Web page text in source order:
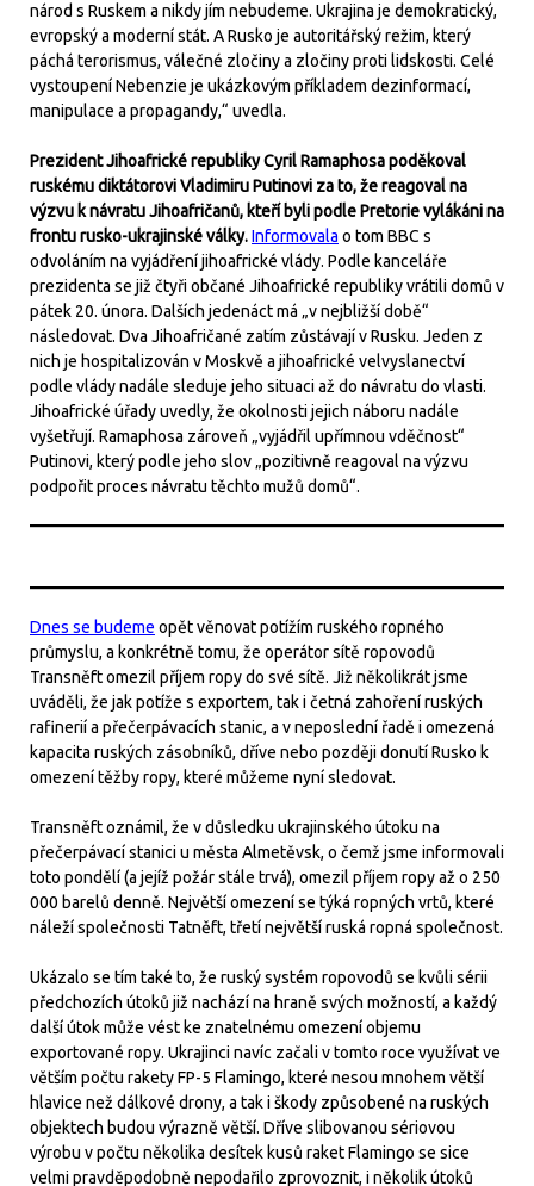
národ s Ruskem a nikdy jím nebudeme. Ukrajina je demokratický,
evropský a moderní stát. A Rusko je autoritářský režim, který
páchá terorismus, válečné zločiny a zločiny proti lidskosti. Celé
vystoupení Nebenzie je ukázkovým příkladem dezinformací,
manipulace a propagandy,“ uvedla.
Prezident Jihoafrické republiky Cyril Ramaphosa poděkoval
ruskému diktátorovi Vladimiru Putinovi za to, že reagoval na
výzvu k návratu Jihoafričanů, kteří byli podle Pretorie vylákáni na
frontu rusko-ukrajinské války.Informovala o tom BBC s
odvoláním na vyjádření jihoafrické vlády. Podle kanceláře
prezidenta se již čtyři občané Jihoafrické republiky vrátili domů v
pátek 20. února. Dalších jedenáct má „v nejbližší době“
následovat. Dva Jihoafričané zatím zůstávají v Rusku. Jeden z
nich je hospitalizován v Moskvě a jihoafrické velvyslanectví
podle vlády nadále sleduje jeho situaci až do návratu do vlasti.
Jihoafrické úřady uvedly, že okolnosti jejich náboru nadále
vyšetřují. Ramaphosa zároveň „vyjádřil upřímnou vděčnost“
Putinovi, který podle jeho slov „pozitivně reagoval na výzvu
podpořit proces návratu těchto mužů domů“.
Dnes se budeme opět věnovat potížím ruského ropného
průmyslu, a konkrétně tomu, že operátor sítě ropovodů
Transněft omezil příjem ropy do své sítě. Již několikrát jsme
uváděli, že jak potíže s exportem, tak i četná zahoření ruských
rafinerií a přečerpávacích stanic, a v neposlední řadě i omezená
kapacita ruských zásobníků, dříve nebo později donutí Rusko k
omezení těžby ropy, které můžeme nyní sledovat.
Transněft oznámil, že v důsledku ukrajinského útoku na
přečerpávací stanici u města Almetěvsk, o čemž jsme informovali
toto pondělí (a jejíž požár stále trvá), omezil příjem ropy až o 250
000 barelů denně. Největší omezení se týká ropných vrtů, které
náleží společnosti Tatněft, třetí největší ruská ropná společnost.
Ukázalo se tím také to, že ruský systém ropovodů se kvůli sérii
předchozích útoků již nachází na hraně svých možností, a každý
další útok může vést ke znatelnému omezení objemu
exportované ropy. Ukrajinci navíc začali v tomto roce využívat ve
větším počtu rakety FP-5 Flamingo, které nesou mnohem větší
hlavice než dálkové drony, a tak i škody způsobené na ruských
objektech budou výrazně větší. Dříve slibovanou sériovou
výrobu v počtu několika desítek kusů raket Flamingo se sice
velmi pravděpodobně nepodařilo zprovoznit, i několik útoků